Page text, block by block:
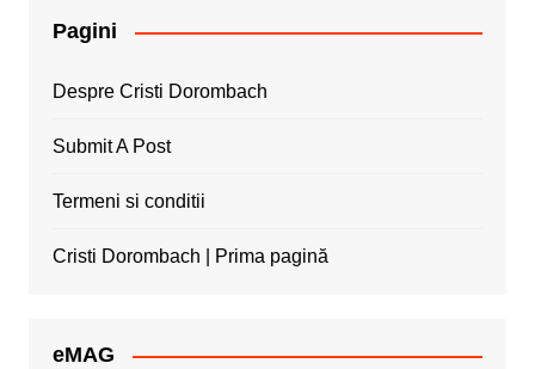
Pagini
Despre Cristi Dorombach
Submit A Post
Termeni si conditii
Cristi Dorombach | Prima pagină
eMAG